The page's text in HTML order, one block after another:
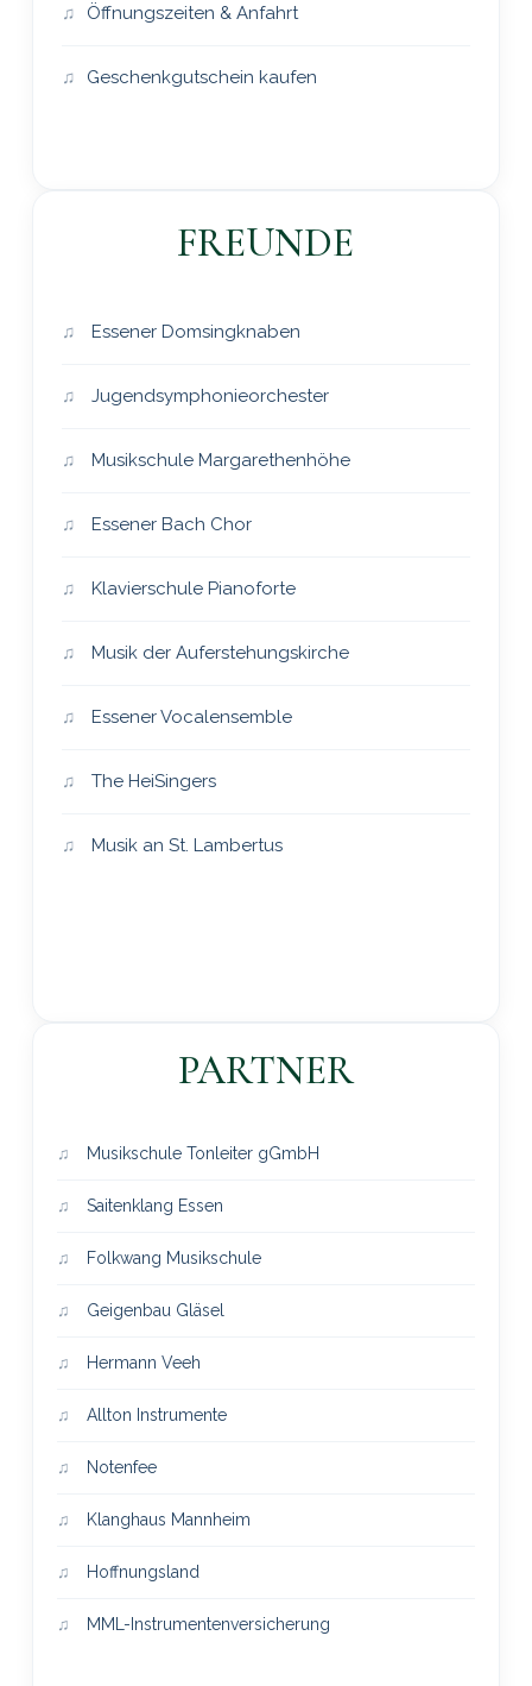
Öffnungszeiten & Anfahrt
Geschenkgutschein kaufen
FREUNDE
Essener Domsingknaben
Jugendsymphonieorchester
Musikschule Margarethenhöhe
Essener Bach Chor
Klavierschule Pianoforte
Musik der Auferstehungskirche
Essener Vocalensemble
The HeiSingers
Musik an St. Lambertus
PARTNER
Musikschule Tonleiter gGmbH
Saitenklang Essen
Folkwang Musikschule
Geigenbau Gläsel
Hermann Veeh
Allton Instrumente
Notenfee
Klanghaus Mannheim
Hoffnungsland
MML-Instrumentenversicherung